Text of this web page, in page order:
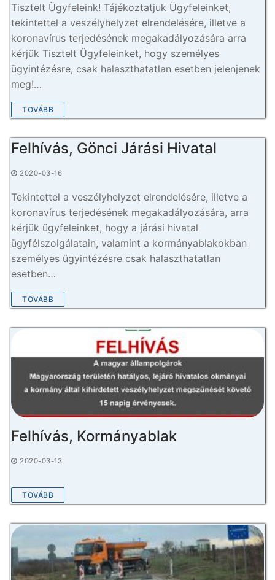
Tisztelt Ügyfeleink! Tájékoztatjuk Ügyfeleinket,
tekintettel a veszélyhelyzet elrendelésére, illetve a
koronavírus terjedésének megakadályozására arra
kérjük Tisztelt Ügyfeleinket, hogy személyes
ügyintézésre, csak halaszthatatlan esetben jelenjenek
meg!…
TOVÁBB
Felhívás, Gönci Járási Hivatal
2020-03-16
Tekintettel a veszélyhelyzet elrendelésére, illetve a
koronavírus terjedésének megakadályozására, arra
kérjük ügyfeleinket, hogy a járási hivatal
ügyfélszolgálatain, valamint a kormányablakokban
személyes ügyintézésre csak halaszthatatlan
esetben…
TOVÁBB
Felhívás, Kormányablak
2020-03-13
TOVÁBB